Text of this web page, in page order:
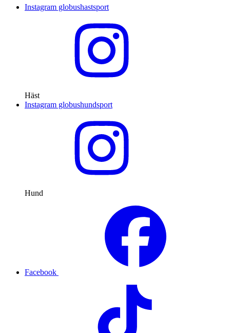
Instagram globushastsport
Häst
Instagram globushundsport
Hund
Facebook